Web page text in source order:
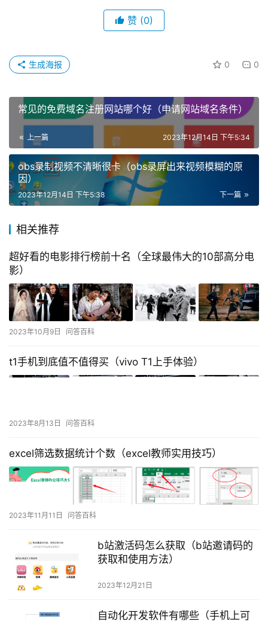
赞 (0)
0 0
生成海报
常见的免费域名注册网站哪个好（申请网站域名条件）
上一篇 2023年12月14日 下午5:34
obs录制视频不清晰很卡（obs录屏出来视频模糊的原
因）
下一篇
2023年12月14日 下午5:38
相关推荐
超好看的电影排行榜前十名（全球最伟大的10部高分电
影）
2023年10月9日 问答百科
t1手机到底值不值得买（vivo T1上手体验）
2023年8月13日 问答百科
excel筛选数据统计个数（excel教师实用技巧）
2023年11月11日 问答百科
b站激活码怎么获取（b站邀请码的
获取和使用方法）
2023年12月21日
自动化开发软件有哪些（手机上可